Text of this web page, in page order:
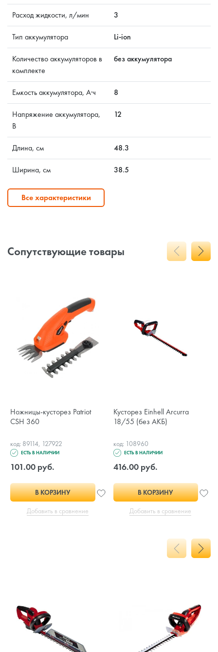
Расход жидкости, л/мин 3
Тип аккумулятора Li-ion
Количество аккумуляторов в
комплекте
без аккумулятора
Емкость аккумулятора, А·ч 8
Напряжение аккумулятора,
В
12
Длина, см 48.3
Ширина, см 38.5
Все характеристики
Сопутствующие товары
Ножницы-кусторез Patriot
CSH 360
код: 89114, 127922
ЕСТЬ В НАЛИЧИИ
101.00 руб.
В КОРЗИНУ
Добавить в сравнение
Кусторез Einhell Arcurra
18/55 (без АКБ)
код: 108960
ЕСТЬ В НАЛИЧИИ
416.00 руб.
В КОРЗИНУ
Добавить в сравнение